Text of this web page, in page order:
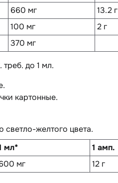
660 мг
13.2 г
100 мг
2 г
370 мг
до 1 мл.
картонные.
светло-желтого цвета.
мл*
1 амп.
мг
12 г